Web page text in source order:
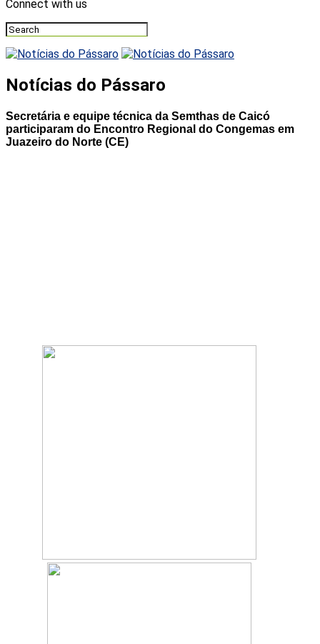
Connect with us
Notícias do Pássaro
Secretária e equipe técnica da Semthas de Caicó
participaram do Encontro Regional do Congemas em
Juazeiro do Norte (CE)